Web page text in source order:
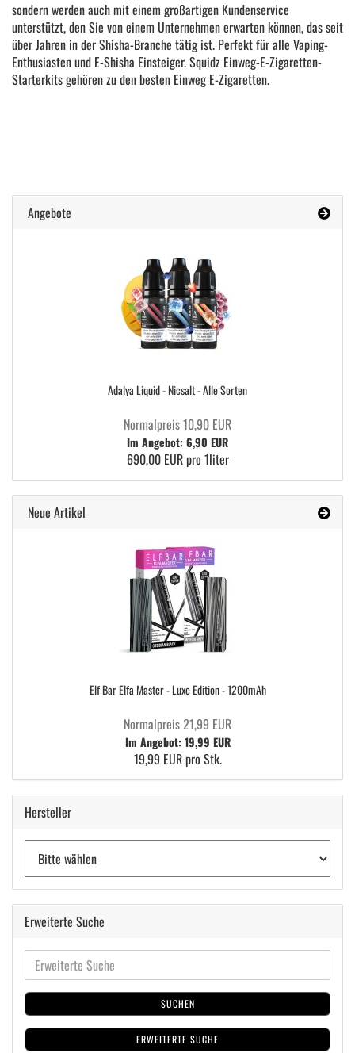
sondern werden auch mit einem großartigen Kundenservice
unterstützt, den Sie von einem Unternehmen erwarten können, das seit
über Jahren in der Shisha-Branche tätig ist. Perfekt für alle Vaping-
Enthusiasten und E-Shisha Einsteiger. Squidz Einweg-E-Zigaretten-
Starterkits gehören zu den besten Einweg E-Zigaretten.
Angebote
Adalya Liquid - Nicsalt - Alle Sorten
Normalpreis 10,90 EUR
Im Angebot: 6,90 EUR
690,00 EUR pro 1liter
Neue Artikel
Elf Bar Elfa Master - Luxe Edition - 1200mAh
Normalpreis 21,99 EUR
Im Angebot: 19,99 EUR
19,99 EUR pro Stk.
Hersteller
Erweiterte Suche
SUCHEN
ERWEITERTE SUCHE